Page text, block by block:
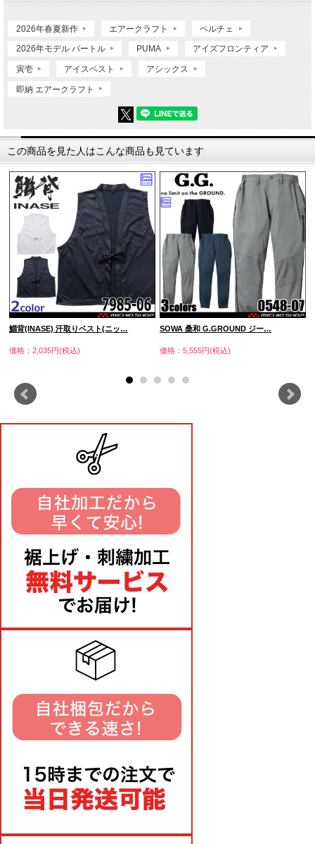
2026年春夏新作 エアークラフト ペルチェ
2026年モデル バートル PUMA アイズフロンティア
寅壱 アイスベスト アシックス
即納 エアークラフト
この商品を見た人はこんな商品も見ています
鯔背(INASE) 汗取りベスト(ニッ…
価格：2,035円(税込)
SOWA 桑和 G.GROUND ジー…
価格：5,555円(税込)